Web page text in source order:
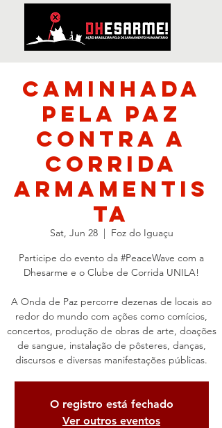
Caminhada
pela Paz
contra a
Corrida
Armamentis
ta
Sat, Jun 28
  |
Foz do Iguaçu
Participe do evento da #PeaceWave com a
Dhesarme e o Clube de Corrida UNILA!
A Onda de Paz percorre dezenas de locais ao
redor do mundo com ações como comícios,
concertos, produção de obras de arte, doações
de sangue, instalação de pôsteres, danças,
discursos e diversas manifestações públicas.
O registro está fechado
Ver outros eventos